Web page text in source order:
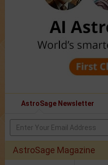
AstroSage Newsletter
AstroSage Magazine